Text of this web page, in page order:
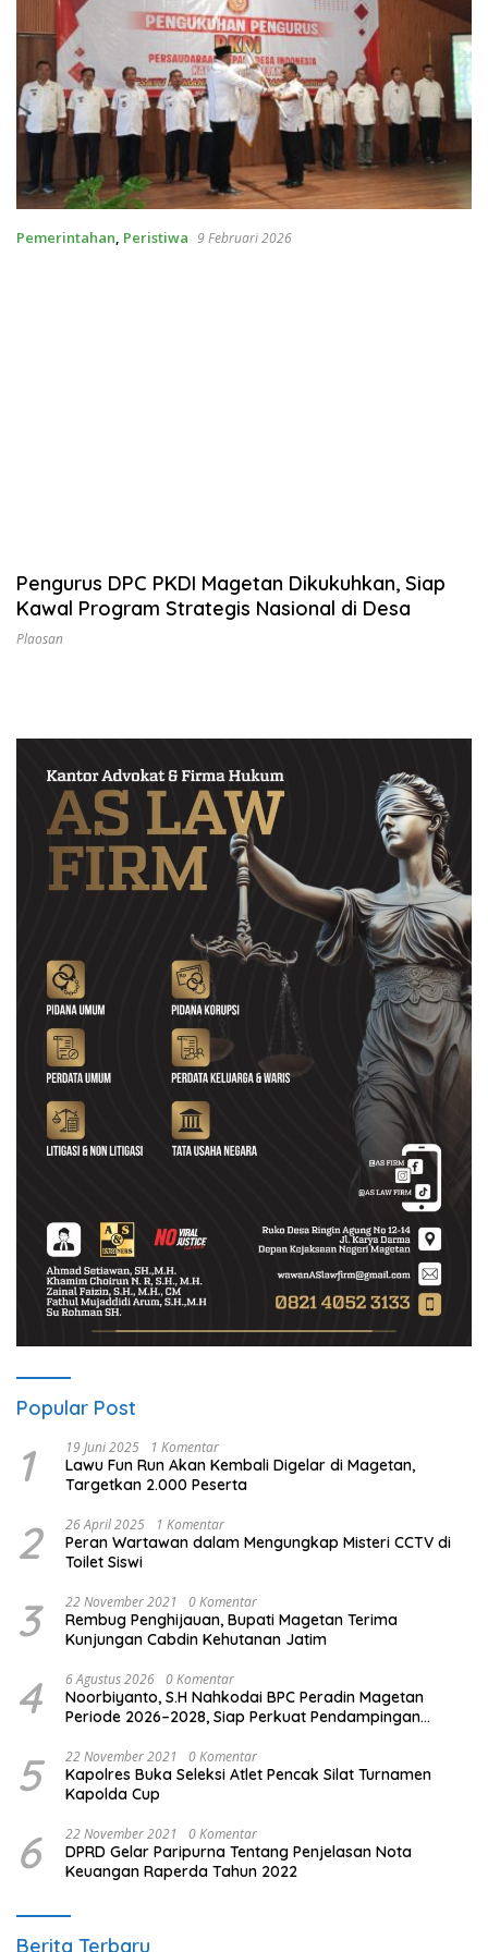
Pemerintahan, Peristiwa 9 Februari 2026
Pengurus DPC PKDI Magetan Dikukuhkan, Siap
Kawal Program Strategis Nasional di Desa
Plaosan
Popular Post
1 19 Juni 2025 1 Komentar
Lawu Fun Run Akan Kembali Digelar di Magetan,
Targetkan 2.000 Peserta
2 26 April 2025 1 Komentar
Peran Wartawan dalam Mengungkap Misteri CCTV di
Toilet Siswi
3 22 November 2021 0 Komentar
Rembug Penghijauan, Bupati Magetan Terima
Kunjungan Cabdin Kehutanan Jatim
4 6 Agustus 2026 0 Komentar
Noorbiyanto, S.H Nahkodai BPC Peradin Magetan
Periode 2026–2028, Siap Perkuat Pendampingan
5 22 November 2021 0 Komentar
Kapolres Buka Seleksi Atlet Pencak Silat Turnamen
Kapolda Cup
6 22 November 2021 0 Komentar
DPRD Gelar Paripurna Tentang Penjelasan Nota
Keuangan Raperda Tahun 2022
Berita Terbaru